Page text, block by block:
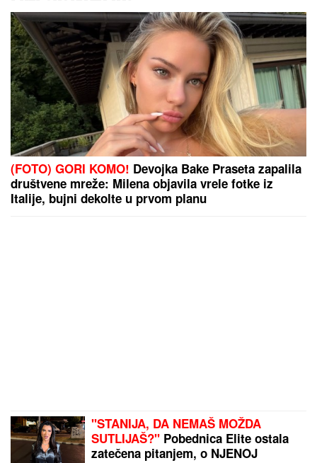
(FOTO) GORI KOMO! Devojka Bake Praseta zapalila
društvene mreže: Milena objavila vrele fotke iz
Italije, bujni dekolte u prvom planu
"STANIJA, DA NEMAŠ MOŽDA
SUTLIJAŠ?" Pobednica Elite ostala
zatečena pitanjem, o NJENOJ